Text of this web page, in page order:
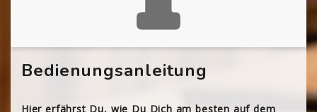
Bedienungsanleitung
Hier erfährst Du, wie Du Dich am besten auf dem